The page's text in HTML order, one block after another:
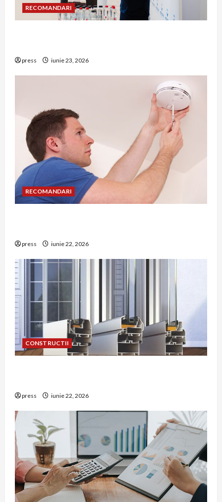
RECOMANDARI
press iunie 23, 2026
RECOMANDARI
press iunie 22, 2026
CONSTRUCTII
press iunie 22, 2026